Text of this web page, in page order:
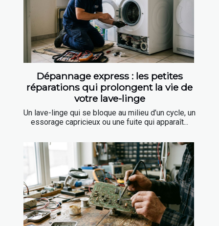
Dépannage express : les petites
réparations qui prolongent la vie de
votre lave-linge
Un lave-linge qui se bloque au milieu d’un cycle, un
essorage capricieux ou une fuite qui apparaît...